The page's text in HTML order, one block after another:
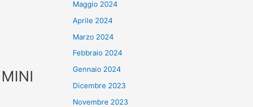
Maggio 2024
Aprile 2024
Marzo 2024
Febbraio 2024
Gennaio 2024
Dicembre 2023
Novembre 2023